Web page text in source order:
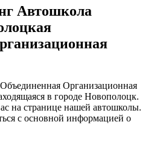
Автошкола
Организационная
в городе Новополоцк.
на странице нашей автошколы.
с основной информацией о